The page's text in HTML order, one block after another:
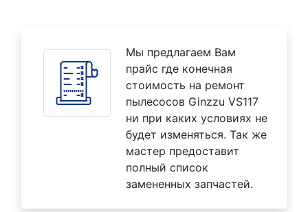
Мы предлагаем Вам
прайс где конечная
стоимость на ремонт
пылесосов Ginzzu VS117
ни при каких условиях не
будет изменяться. Так же
мастер предоставит
полный список
замененных запчастей.